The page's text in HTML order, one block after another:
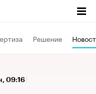
Решение
09:16